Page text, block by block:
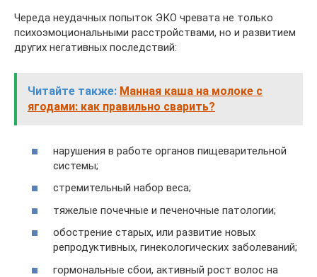
Череда неудачных попыток ЭКО чревата не только
психоэмоциональными расстройствами, но и развитием
других негативных последствий:
Читайте также: Манная каша на молоке с
ягодами: как правильно сварить?
нарушения в работе органов пищеварительной
системы;
стремительный набор веса;
тяжелые почечные и печеночные патологии;
обострение старых, или развитие новых
репродуктивных, гинекологических заболеваний;
гормональные сбои, активный рост волос на